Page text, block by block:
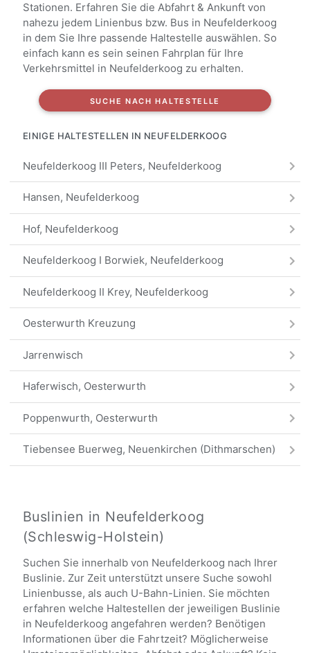
Stationen. Erfahren Sie die Abfahrt & Ankunft von
nahezu jedem Linienbus bzw. Bus in Neufelderkoog
in dem Sie Ihre passende Haltestelle auswählen. So
einfach kann es sein seinen Fahrplan für Ihre
Verkehrsmittel in Neufelderkoog zu erhalten.
SUCHE NACH HALTESTELLE
EINIGE HALTESTELLEN IN NEUFELDERKOOG
Neufelderkoog III Peters, Neufelderkoog
Hansen, Neufelderkoog
Hof, Neufelderkoog
Neufelderkoog I Borwiek, Neufelderkoog
Neufelderkoog II Krey, Neufelderkoog
Oesterwurth Kreuzung
Jarrenwisch
Haferwisch, Oesterwurth
Poppenwurth, Oesterwurth
Tiebensee Buerweg, Neuenkirchen (Dithmarschen)
Tiebensee Ortsmitte, Neuenkirchen (Dithmarschen)
Alle Haltestellen
Buslinien in Neufelderkoog
(Schleswig-Holstein)
Suchen Sie innerhalb von Neufelderkoog nach Ihrer
Buslinie. Zur Zeit unterstützt unsere Suche sowohl
Linienbusse, als auch U-Bahn-Linien. Sie möchten
erfahren welche Haltestellen der jeweiligen Buslinie
in Neufelderkoog angefahren werden? Benötigen
Informationen über die Fahrtzeit? Möglicherweise